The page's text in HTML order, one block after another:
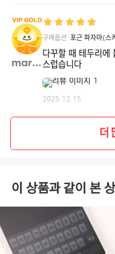
maria**
구매옵션 포근 파자마(스
다꾸할 때 테두리에
스럽습니다
2025.12.15
더
이 상품과 같이 본